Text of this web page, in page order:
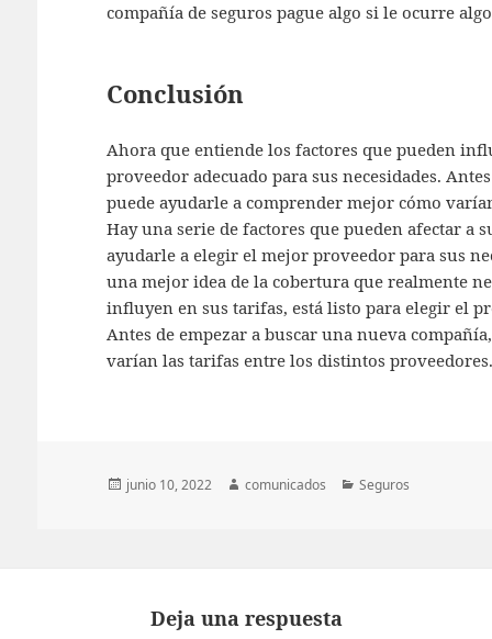
compañía de seguros pague algo si le ocurre
Conclusión
Ahora que entiende los factores que pueden
proveedor adecuado para sus necesidades.
puede ayudarle a comprender mejor cómo
Hay una serie de factores que pueden afectar a
ayudarle a elegir el mejor proveedor para sus
una mejor idea de la cobertura que realmente
influyen en sus tarifas, está listo para elegir el
Antes de empezar a buscar una nueva
varían las tarifas entre los distintos proveedores.
Publicado
junio 10, 2022 Autor
comunicados Categorías
Seguros
Deja una respuesta